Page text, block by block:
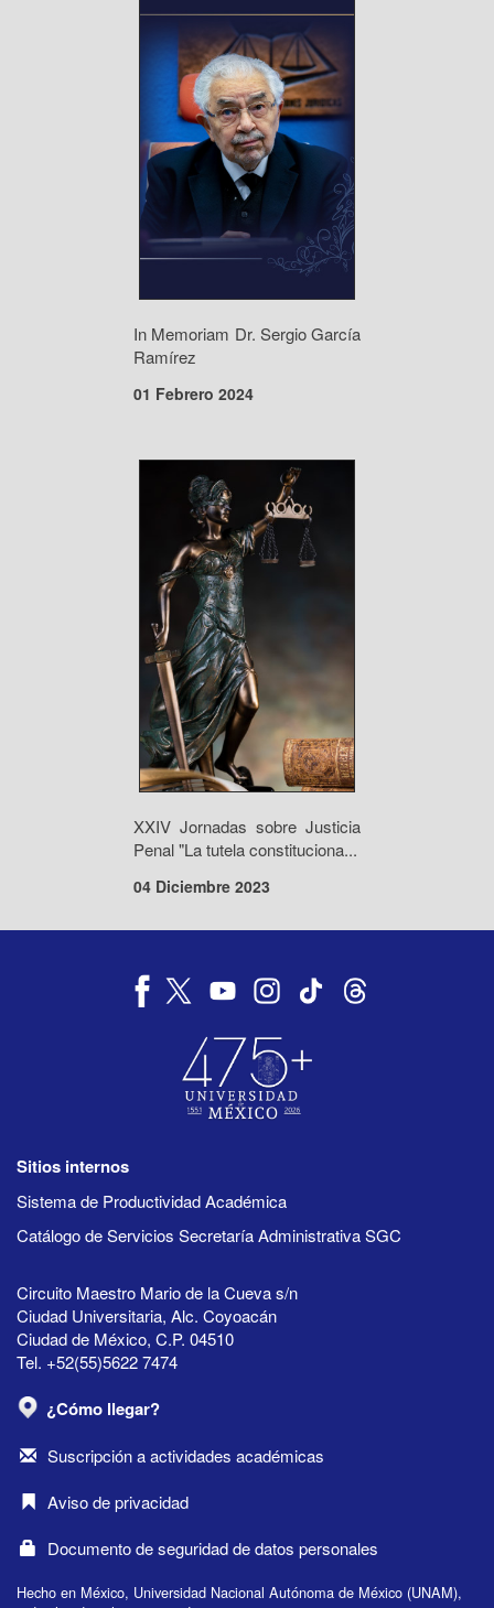
In Memoriam Dr. Sergio García
Ramírez
01 Febrero 2024
XXIV Jornadas sobre Justicia
Penal "La tutela constituciona...
04 Diciembre 2023
Sitios internos
Sistema de Productividad Académica
Catálogo de Servicios Secretaría Administrativa SGC
Circuito Maestro Mario de la Cueva s/n
Ciudad Universitaria, Alc. Coyoacán
Ciudad de México, C.P. 04510
Tel. +52(55)5622 7474
¿Cómo llegar?
Suscripción a actividades académicas
Aviso de privacidad
Documento de seguridad de datos personales
Hecho en México, Universidad Nacional Autónoma de México (UNAM),